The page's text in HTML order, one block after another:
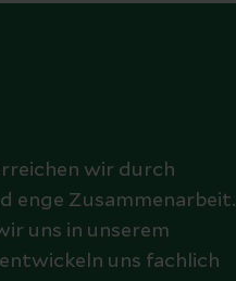
wir durch
enge Zusammenarbeit.
uns in unserem
uns fachlich